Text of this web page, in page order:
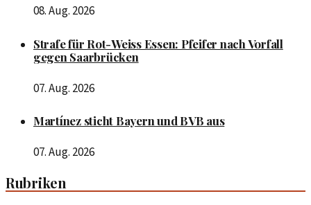
08. Aug. 2026
Strafe für Rot-Weiss Essen: Pfeifer nach Vorfall
gegen Saarbrücken
07. Aug. 2026
Martínez sticht Bayern und BVB aus
07. Aug. 2026
Rubriken